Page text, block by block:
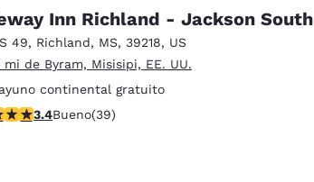
Español
Germany
Inn Richland - Jackson South
49, Richland, MS, 39218, US
mi de Byram, Misisipi, EE. UU.
continental gratuito
de 3.44 estrellas. Bueno. 39 reseñas
3.4Bueno(39)